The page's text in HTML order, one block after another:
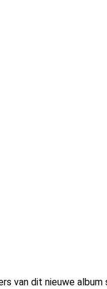
van dit nieuwe album